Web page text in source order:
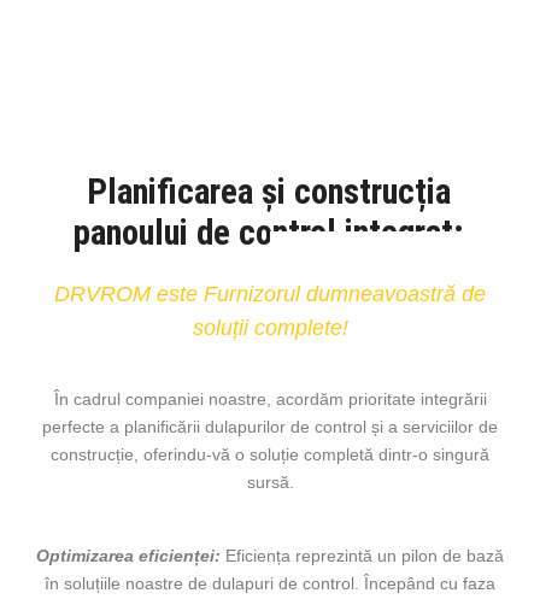
Planificarea și construcția
panoului de control integrat:
DRVROM este Furnizorul dumneavoastră de
soluții complete!
În cadrul companiei noastre, acordăm prioritate integrării
perfecte a planificării dulapurilor de control și a serviciilor de
construcție, oferindu-vă o soluție completă dintr-o singură
sursă.
Optimizarea eficienței: Eficiența reprezintă un pilon de bază
în soluțiile noastre de dulapuri de control. Începând cu faza